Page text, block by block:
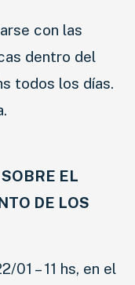
con las
dentro del
todos los días.
EL
DE LOS
01 – 11 hs, en el